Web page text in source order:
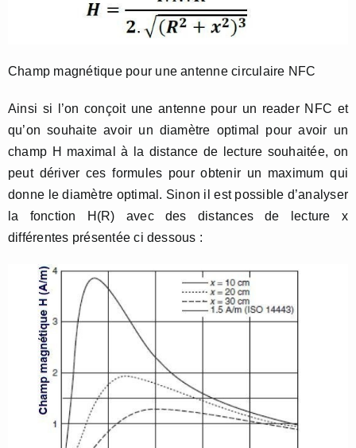
Champ magnétique pour une antenne circulaire NFC
Ainsi si l’on conçoit une antenne pour un reader NFC et
qu’on souhaite avoir un diamètre optimal pour avoir un
champ H maximal à la distance de lecture souhaitée, on
peut dériver ces formules pour obtenir un maximum qui
donne le diamètre optimal. Sinon il est possible d’analyser
la fonction H(R) avec des distances de lecture x
différentes présentée ci dessous :